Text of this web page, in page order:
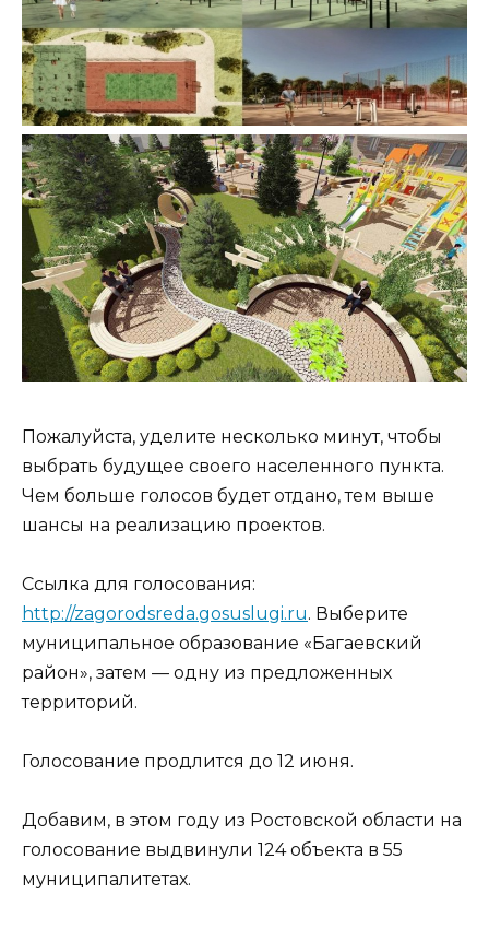
Пожалуйста, уделите несколько минут, чтобы
выбрать будущее своего населенного пункта.
Чем больше голосов будет отдано, тем выше
шансы на реализацию проектов.
Ссылка для голосования:
http://zagorodsreda.gosuslugi.ru. Выберите
муниципальное образование «Багаевский
район», затем — одну из предложенных
территорий.
Голосование продлится до 12 июня.
Добавим, в этом году из Ростовской области на
голосование выдвинули 124 объекта в 55
муниципалитетах.